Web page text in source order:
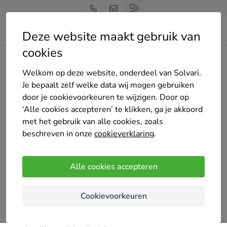
Deze website maakt gebruik van
cookies
Welkom op deze website, onderdeel van Solvari.
Je bepaalt zelf welke data wij mogen gebruiken
door je cookievoorkeuren te wijzigen. Door op
‘Alle cookies accepteren’ te klikken, ga je akkoord
met het gebruik van alle cookies, zoals
beschreven in onze cookieverklaring.
Alle cookies accepteren
Cookievoorkeuren
Home Zonnepanelen
Kroon Energie BV
(2 reviews)
Kroon Energie, een dynamisch onderdeel van Kroon